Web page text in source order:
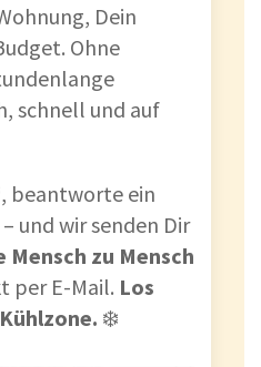
Dein
Ohne
schnell und auf
, beantworte ein
und wir senden Dir
Mensch zu Mensch
per E-Mail. Los
❄️